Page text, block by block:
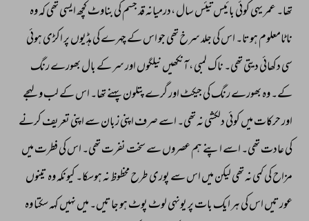
تھا۔ عمر یہی کوئی بائیس تیئس سال ،درمیانہ قد جسم کی بناوٹ کچھ ایسی تھی کہ وہ
ناٹامعلوم ہوتا۔ اس کی جلد سرخ تھی جو اس کے چہرے کی ہڈیوں پر اکڑی ہوئی
سی دکھائی دیتی تھی۔ ناک لمبی ، آنکھیں نیلگوں اور سر کے بال بھورے رنگ
کے۔ وہ بھورے رنگ کی جیکٹ اور گرے پتلون پہنے تھا۔ اس کے لب و لہجے
اور حرکات میں کوئی دلکشی نہ تھی۔ اسے صرف اپنی زبان سے اپنی تعریف کرنے
کی عادت تھی۔ اسے اپنے ہم عصروں سے سخت نفرت تھی۔ اس کی فطرت میں
مزاح کی کمی نہ تھی لیکن میں اس سے پوری طرح محظوظ نہ ہوسکا۔ کیونکہ وہ تینوں
عورتیں اس کی ہر ایک بات پر یونہی لوٹ پوٹ ہو جاتیں۔ میں نہیں کہہ سکتا وہ